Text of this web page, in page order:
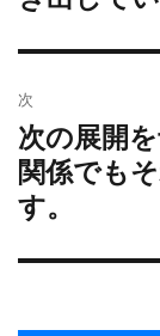
シ
ョ
ン
の
投
次
次
の
投
稿:
次の展開
関係でも
す。